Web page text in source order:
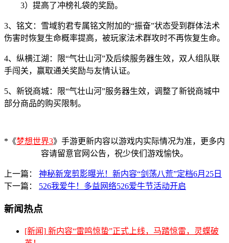
3）提高了冲榜礼袋的奖励。
3、铭文：雪域豹君专属铭文附加的“振奋”状态受到群体法术
伤害时恢复生命概率提高，被玩家法术群攻时不再恢复生命。
4、纵横江湖：限“气壮山河”及后续服务器生效，双人组队联
手闯关，赢取通关奖励与友情认证。
5、新锐商城：限“气壮山河”服务器生效，调整了新锐商城中
部分商品的购买限制。
*《梦想世界3》手游更新内容以游戏内实际情况为准，更多内
容请留意官网公告，祝少侠们游戏愉快。
上一篇：
神秘新宠剪影曝光！新内容“剑荡八荒”定档6月25日
下一篇：
526我爱牛！多益网络526爱牛节活动开启
新闻热点
[新闻] 新内容“雷鸣惊蛰”正式上线，马踏惊雷，灵蝶破